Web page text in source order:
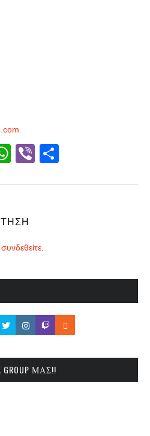
WhatsApp
Viber
συνδεθείτε
ΜΑΣ!!